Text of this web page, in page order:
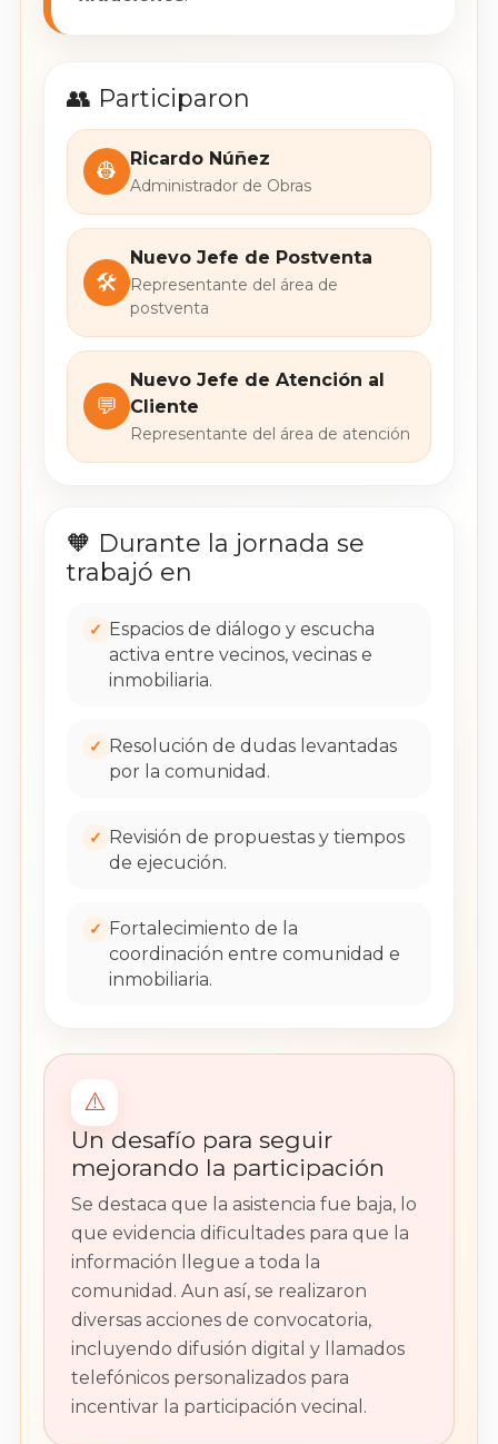
👥 Participaron
👷 Ricardo Núñez
Administrador de Obras
🛠️
Nuevo Jefe de Postventa
Representante del área de
postventa
💬
Nuevo Jefe de Atención al
Cliente
Representante del área de atención
🧡 Durante la jornada se
trabajó en
✓ Espacios de diálogo y escucha
activa entre vecinos, vecinas e
inmobiliaria.
✓ Resolución de dudas levantadas
por la comunidad.
✓ Revisión de propuestas y tiempos
de ejecución.
✓ Fortalecimiento de la
coordinación entre comunidad e
inmobiliaria.
⚠️
Un desafío para seguir
mejorando la participación
Se destaca que la asistencia fue baja, lo
que evidencia dificultades para que la
información llegue a toda la
comunidad. Aun así, se realizaron
diversas acciones de convocatoria,
incluyendo difusión digital y llamados
telefónicos personalizados para
incentivar la participación vecinal.